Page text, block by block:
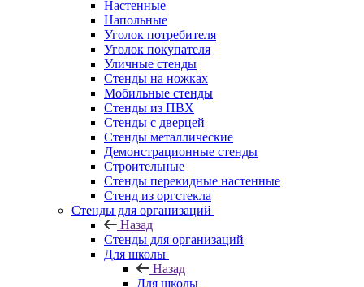
Настенные
Напольные
Уголок потребителя
Уголок покупателя
Уличные стенды
Стенды на ножках
Мобильные стенды
Стенды из ПВХ
Стенды с дверцей
Стенды металлические
Демонстрационные стенды
Строительные
Стенды перекидные настенные
Стенд из оргстекла
Стенды для организаций
Назад
Стенды для организаций
Для школы
Назад
Для школы